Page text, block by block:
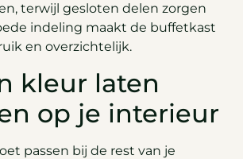
terwijl gesloten delen zorgen
indeling maakt de buffetkast
en overzichtelijk.
kleur laten
op je interieur
passen bij de rest van je